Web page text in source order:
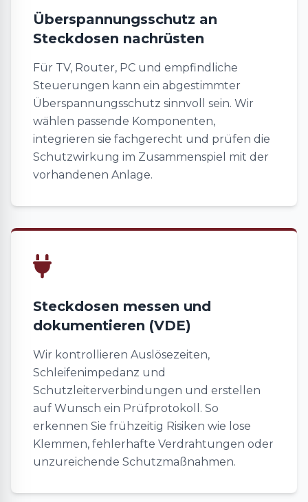
Überspannungsschutz an
Steckdosen nachrüsten
Für TV, Router, PC und empfindliche
Steuerungen kann ein abgestimmter
Überspannungsschutz sinnvoll sein. Wir
wählen passende Komponenten,
integrieren sie fachgerecht und prüfen die
Schutzwirkung im Zusammenspiel mit der
vorhandenen Anlage.
Steckdosen messen und
dokumentieren (VDE)
Wir kontrollieren Auslösezeiten,
Schleifenimpedanz und
Schutzleiterverbindungen und erstellen
auf Wunsch ein Prüfprotokoll. So
erkennen Sie frühzeitig Risiken wie lose
Klemmen, fehlerhafte Verdrahtungen oder
unzureichende Schutzmaßnahmen.